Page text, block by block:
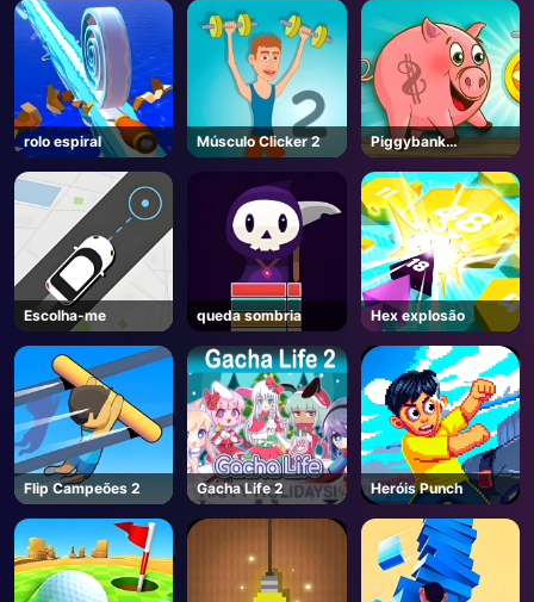
rolo espiral Músculo Clicker 2
Piggybank
Aventura
Escolha-me queda sombria Hex explosão
Flip Campeões 2 Gacha Life 2 Heróis Punch